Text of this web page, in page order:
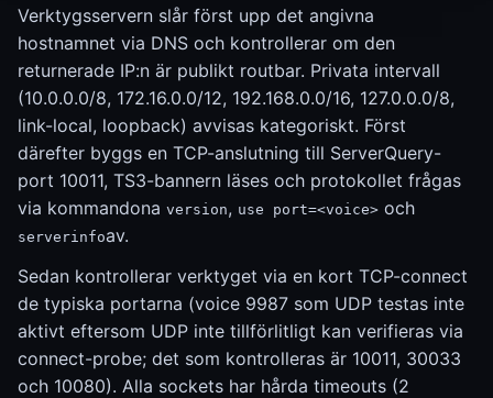
Verktygsservern slår först upp det angivna
hostnamnet via DNS och kontrollerar om den
returnerade IP:n är publikt routbar. Privata intervall
(10.0.0.0/8, 172.16.0.0/12, 192.168.0.0/16, 127.0.0.0/8,
link-local, loopback) avvisas kategoriskt. Först
därefter byggs en TCP-anslutning till ServerQuery-
port 10011, TS3-bannern läses och protokollet frågas
via kommandona version, use port=<voice> och
serverinfoav.
Sedan kontrollerar verktyget via en kort TCP-connect
de typiska portarna (voice 9987 som UDP testas inte
aktivt eftersom UDP inte tillförlitligt kan verifieras via
connect-probe; det som kontrolleras är 10011, 30033
och 10080). Alla sockets har hårda timeouts (2